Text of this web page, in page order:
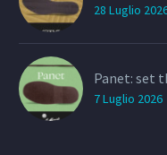
28 Luglio
Panet: set
7 Luglio 2026